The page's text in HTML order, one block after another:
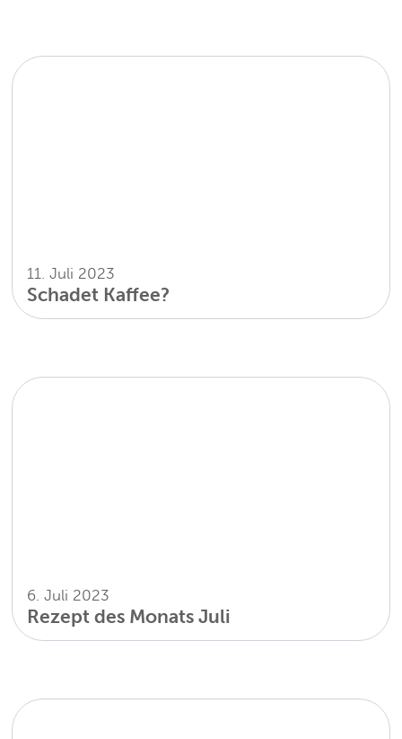
11. Juli 2023
Schadet Kaffee?
6. Juli 2023
Rezept des Monats Juli